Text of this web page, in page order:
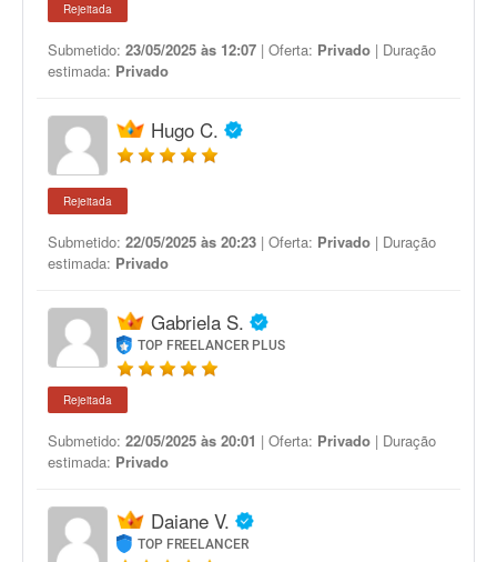
Rejeitada
Submetido: 23/05/2025 às 12:07 | Oferta: Privado | Duração
estimada: Privado
Hugo C.
Rejeitada
Submetido: 22/05/2025 às 20:23 | Oferta: Privado | Duração
estimada: Privado
Gabriela S.
TOP FREELANCER PLUS
Rejeitada
Submetido: 22/05/2025 às 20:01 | Oferta: Privado | Duração
estimada: Privado
Daiane V.
TOP FREELANCER